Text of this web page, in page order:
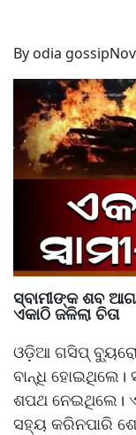
By odia gossip
ସ୍ବାମୀଙ୍କ ଶବ
ଏକାଠି ଜଳିଲା ଚିତା
ଓଡ଼ିଆ ଗସିପ୍
ବାନ୍ଧି ହୋଇଥିଲେ।
ଶପଥ ନେଇଥିଲେ।
ସହ୍ୟ କରିନପାରି